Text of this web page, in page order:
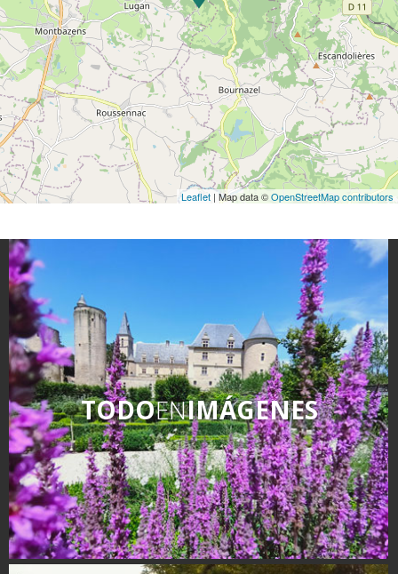
Leaflet | Map data ©OpenStreetMap contributors
TODOENIMÁGENES